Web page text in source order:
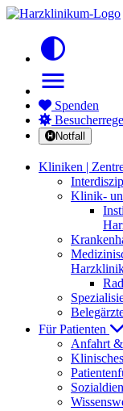
contrast
menu
Spenden
Notfall
Kliniken |
Klinik-
Für Patienten
Anfahrt